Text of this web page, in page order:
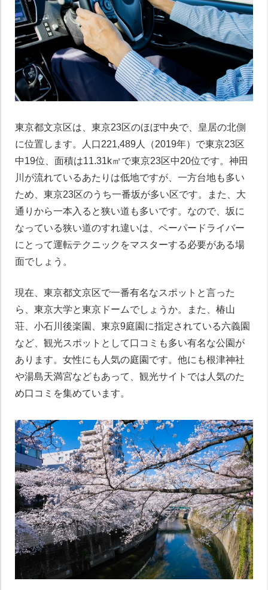
東京都文京区は、東京23区のほぼ中央で、皇居の北側
に位置します。人口221,489人（2019年）で東京23区
中19位、面積は11.31k㎡で東京23区中20位です。神田
川が流れているあたりは低地ですが、一方台地も多い
ため、東京23区のうち一番坂が多い区です。また、大
通りから一本入ると狭い道も多いです。なので、坂に
なっている狭い道のすれ違いは、ペーパードライバー
にとって運転テクニックをマスターする必要がある場
面でしょう。
現在、東京都文京区で一番有名なスポットと言った
ら、東京大学と東京ドームでしょうか。また、椿山
荘、小石川後楽園、東京9庭園に指定されている六義園
など、観光スポットとして口コミも多い有名な公園が
あります。女性にも人気の庭園です。他にも根津神社
や湯島天満宮などもあって、観光サイトでは人気のた
め口コミを集めています。